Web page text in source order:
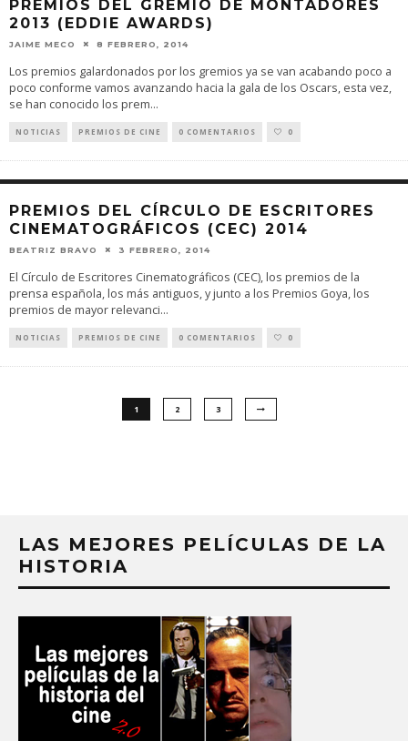
PREMIOS DEL GREMIO DE MONTADORES
2013 (EDDIE AWARDS)
JAIME MECO 8 FEBRERO, 2014
Los premios galardonados por los gremios ya se van acabando poco a
poco conforme vamos avanzando hacia la gala de los Oscars, esta vez,
se han conocido los prem...
NOTICIAS PREMIOS DE CINE 0 COMENTARIOS 0
PREMIOS DEL CÍRCULO DE ESCRITORES
CINEMATOGRÁFICOS (CEC) 2014
BEATRIZ BRAVO 3 FEBRERO, 2014
El Círculo de Escritores Cinematográficos (CEC), los premios de la
prensa española, los más antiguos, y junto a los Premios Goya, los
premios de mayor relevanci...
NOTICIAS PREMIOS DE CINE 0 COMENTARIOS 0
1 2 3
LAS MEJORES PELÍCULAS DE LA
HISTORIA